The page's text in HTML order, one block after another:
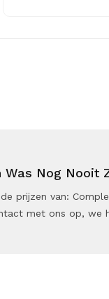
Was Nog Nooit
prijzen van:
met ons op, we